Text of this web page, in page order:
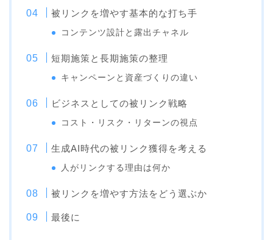
被リンクを増やす基本的な打ち手
コンテンツ設計と露出チャネル
短期施策と長期施策の整理
キャンペーンと資産づくりの違い
ビジネスとしての被リンク戦略
コスト・リスク・リターンの視点
生成AI時代の被リンク獲得を考える
人がリンクする理由は何か
被リンクを増やす方法をどう選ぶか
最後に